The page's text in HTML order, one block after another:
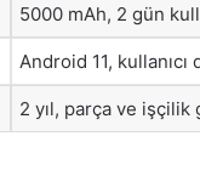
5000 mAh, 2 gün
Android 11,
2 yıl, parça ve işçilik